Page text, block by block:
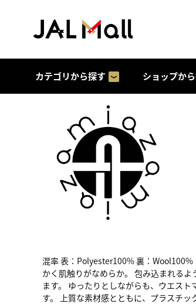
カテゴリから探す ショップか
混率 表：Polyester100% 裏：
かく肌触りがなめらか。 包み込まれる
ます。 ゆったりとしながらも、ウエス
す。 上質な素材感とともに、プラスチ